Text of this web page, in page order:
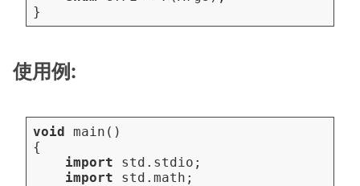
}
使用例:
void main ()
{
import
std.stdio ;
import
std.math ;